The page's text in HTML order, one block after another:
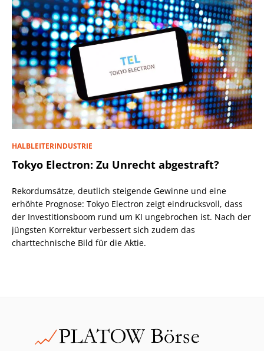
HALBLEITERINDUSTRIE
Tokyo Electron: Zu Unrecht abgestraft?
Rekordumsätze, deutlich steigende Gewinne und eine
erhöhte Prognose: Tokyo Electron zeigt eindrucksvoll, dass
der Investitionsboom rund um KI ungebrochen ist. Nach der
jüngsten Korrektur verbessert sich zudem das
charttechnische Bild für die Aktie.